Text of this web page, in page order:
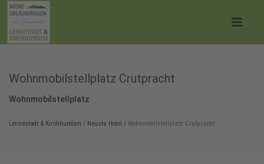
Wohnmobilstellplatz Crutpracht
Wohnmobilstellplatz
Lennestadt & Kirchhundem / Neusta Hotel / Wohnmobilstellplatz Crutpracht